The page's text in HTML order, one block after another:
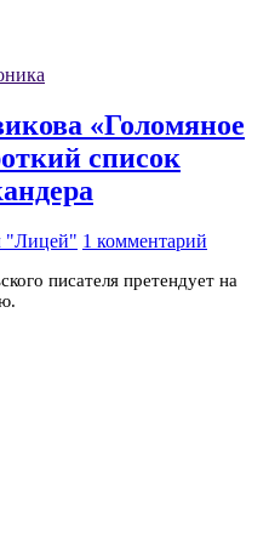
«Голомяное
список
"Лицей" 1 комментарий
писателя претендует на